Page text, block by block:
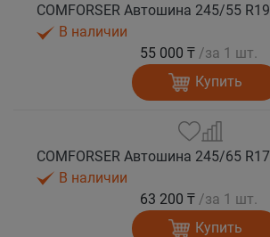
В наличии
55 000 ₸ /за 1 шт.
Купить
В наличии
63 200 ₸ /за 1 шт.
Купить